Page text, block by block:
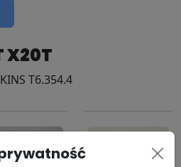
X20T
T6.354.4